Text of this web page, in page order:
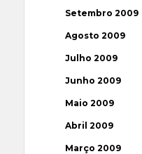
Setembro 2009
Agosto 2009
Julho 2009
Junho 2009
Maio 2009
Abril 2009
Março 2009